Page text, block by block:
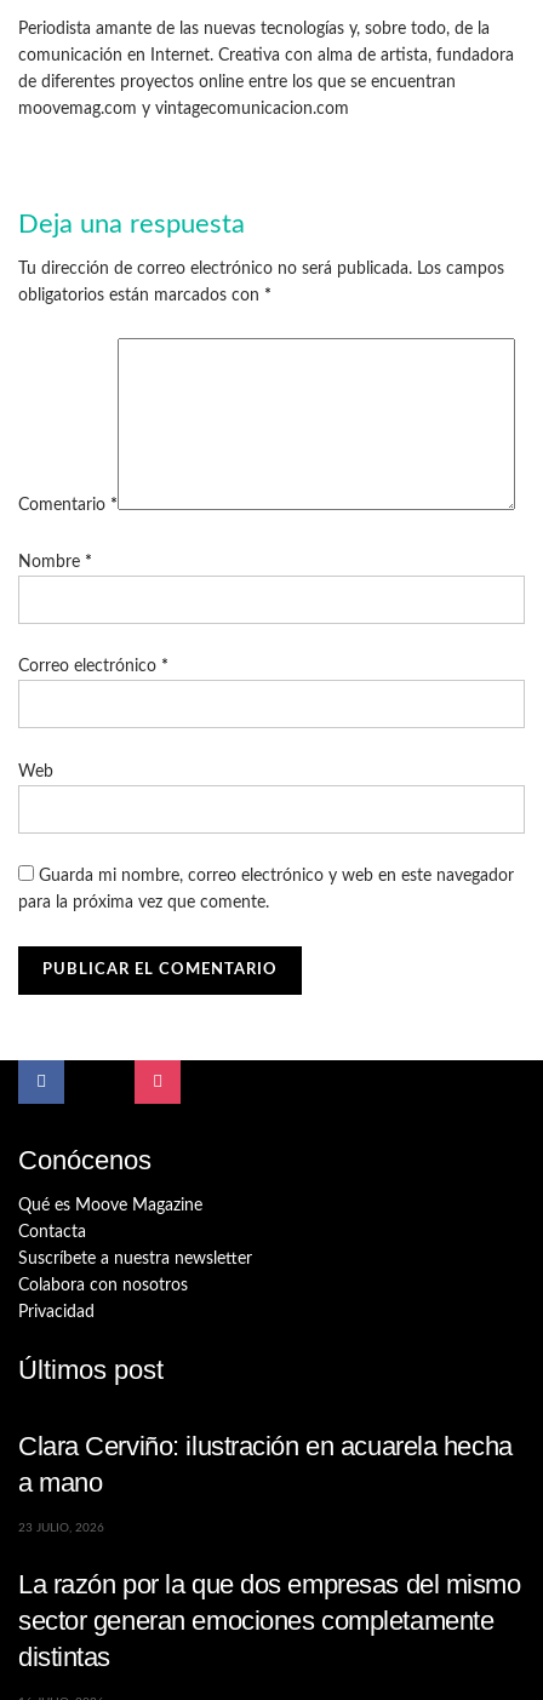
Periodista amante de las nuevas tecnologías y, sobre todo, de la
comunicación en Internet. Creativa con alma de artista, fundadora
de diferentes proyectos online entre los que se encuentran
moovemag.com y vintagecomunicacion.com
Deja una respuesta
Tu dirección de correo electrónico no será publicada. Los campos
obligatorios están marcados con *
Comentario *
Nombre *
Correo electrónico *
Web
Guarda mi nombre, correo electrónico y web en este navegador
para la próxima vez que comente.
Conócenos
Qué es Moove Magazine
Contacta
Suscríbete a nuestra newsletter
Colabora con nosotros
Privacidad
Últimos post
Clara Cerviño: ilustración en acuarela hecha
a mano
23 JULIO, 2026
La razón por la que dos empresas del mismo
sector generan emociones completamente
distintas